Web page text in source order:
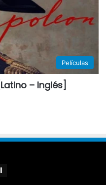
Películas
– Inglés]